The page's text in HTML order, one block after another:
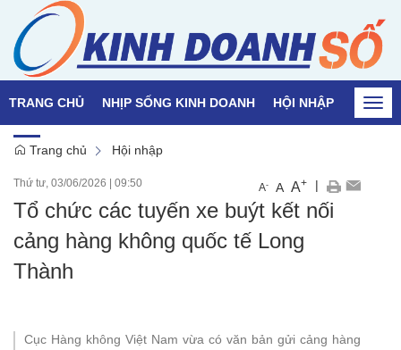
TRANG CHỦ NHỊP SỐNG KINH DOANH HỘI NHẬP QUỐC
Trang chủ Hội nhập
Thứ tư, 03/06/2026 09:50 A- A A+ |
Tổ chức các tuyến xe buýt kết nối
cảng hàng không quốc tế Long
Thành
Cục Hàng không Việt Nam vừa có văn bản gửi cảng hàng